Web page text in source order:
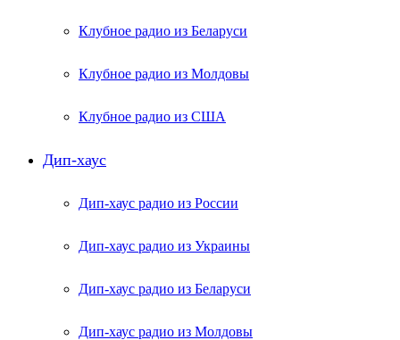
Клубное радио из Беларуси
Клубное радио из Молдовы
Клубное радио из США
Дип-хаус
Дип-хаус радио из России
Дип-хаус радио из Украины
Дип-хаус радио из Беларуси
Дип-хаус радио из Молдовы